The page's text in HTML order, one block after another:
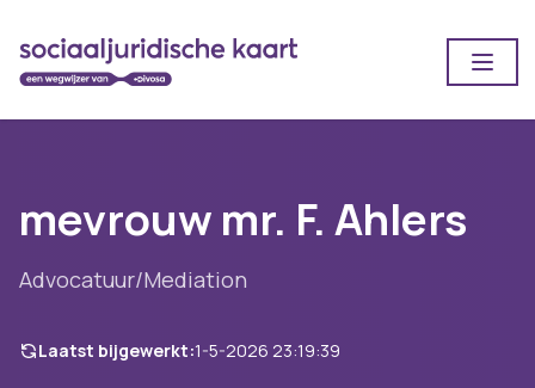
mevrouw mr. F. Ahlers
Advocatuur/Mediation
Laatst bijgewerkt:1-5-2026 23:19:39